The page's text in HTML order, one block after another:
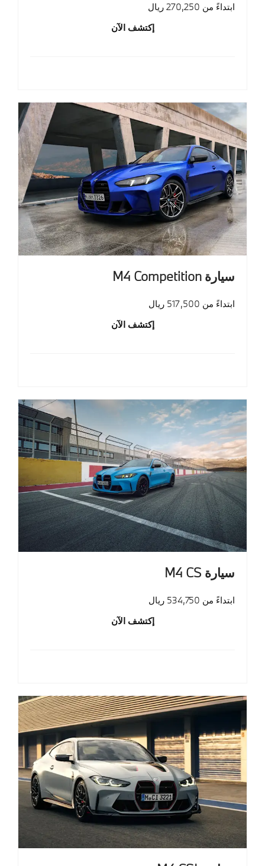
ابتداءً من 270,250 ريال
إكتشف الآن
سيارة M4 Competition
ابتداءً من 517,500 ريال
إكتشف الآن
سيارة M4 CS
ابتداءً من 534,750 ريال
إكتشف الآن